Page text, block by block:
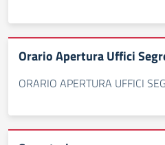
Orario Apertura Uffici
ORARIO APERTURA UFFICI